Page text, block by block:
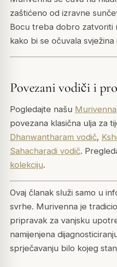
zaštićeno od izravne
Bocu treba dobro zatvoriti
kako bi se očuvala svježina
Povezani vodiči i
Pogledajte našu Murivenna
povezana klasična ulja za
Dhanwantharam vodič,
Sahacharadi vodič.
kolekciju.
Ovaj članak služi samo u
svrhe. Murivenna je
pripravak za vanjsku
namijenjena
sprječavanju bilo kojeg